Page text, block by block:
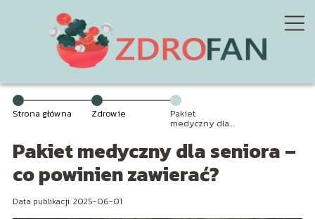
Strona główna Zdrowie Pakiet
medyczny dla
powinien
zawierać?
Pakiet medyczny dla seniora –
co powinien zawierać?
Data publikacji: 2025-06-01